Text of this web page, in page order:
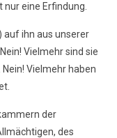
eine Erfindung.
auf ihn aus unserer
Vielmehr sind sie
Vielmehr haben
der
des